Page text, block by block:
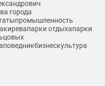
города
промышленность
парки отдыхапарки
бизнескультура